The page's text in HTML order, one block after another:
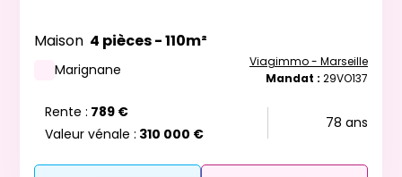
Maison 4 pièces - 110m²
Marignane
Viagimmo - Marseille
Mandat : 29VO137
Rente : 789 €
Valeur vénale : 310 000 €
78 ans